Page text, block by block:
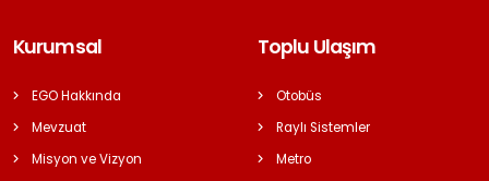
Kurumsal
EGO Hakkında
Mevzuat
Misyon ve Vizyon
Toplu Ulaşım
Otobüs
Raylı Sistemler
Metro